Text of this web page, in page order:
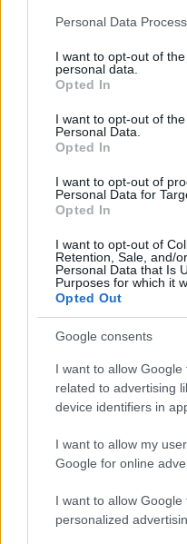
Please note that this
not limited to your visit or
grant or deny consent to
use your data for below
consent section.
Personal Data
I want to opt-out of
personal data.
Opted In
I want to opt-out of
Personal Data.
Opted In
I want to opt-out of
Personal Data for
Opted In
I want to opt-out of
Retention, Sale, and/
Personal Data that Is
Purposes for which it
Opted Out
Google consents
I want to allow
related to advertising
device identifiers in
I want to allow my
Google for online
I want to allow Google
personalized
nagyon szeretek a
remélhetőleg a család
ünnepeket.
– Az önkéntes munka
vissza a Himalájából.
szerzett a legutóbbi
– A Sourcing Manaslu
magyar
teherhordók segítsége
felérnem a világ
hegycsúcsára. A 8156
rendkívül esztétikus
izgalmas: képeslapra
pásztorkunyhókkal,
patakokkal. Az
szögletesebb,
magasabb régiókban
havazás és
csúcstámadás során
jutalmazott meg a
a 44 napos expedíció.
– Korábban többször